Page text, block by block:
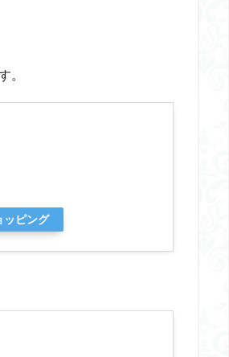
。
ピング